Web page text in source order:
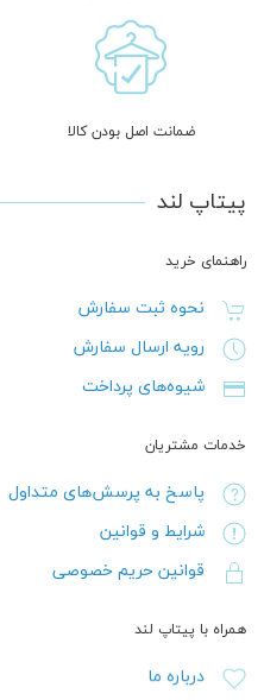
ضمانت اصل بودن کالا
پیتاپ لند
راهنمای خرید
نحوه ثبت سفارش
رویه ارسال سفارش
شیوه‌های پرداخت
خدمات مشتریان
پاسخ به پرسش‌های متداول
شرایط و قوانین
قوانین حریم خصوصی
همراه با پیتاپ لند
درباره ما